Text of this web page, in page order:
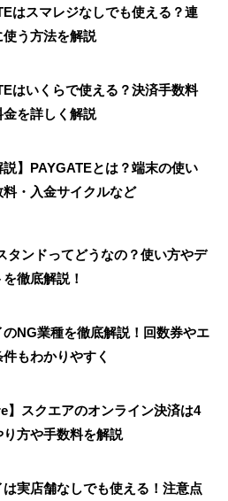
はスマレジなしでも使える？連
使う方法を解説
はいくらで使える？決済手数料
金を詳しく解説
説】PAYGATEとは？端末の使い
料・入金サイクルなど
タンドってどうなの？使い方やデ
徹底解説！
のNG業種を徹底解説！回数券やエ
件もわかりやすく
】スクエアのオンライン決済は4
り方や手数料を解説
は実店舗なしでも使える！注意点